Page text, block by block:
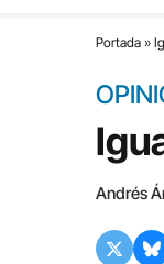
Portada »
Andrés